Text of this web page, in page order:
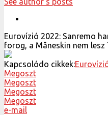
Eurovízió 2022: Sanremo
forog, a Måneskin nem lesz
Kapcsolódo cikkek:
Megoszt
Megoszt
Megoszt
Megoszt
e-mail